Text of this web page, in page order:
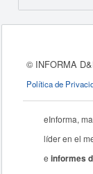
© INFORMA
Política de
eInforma,
líder en el
einformes